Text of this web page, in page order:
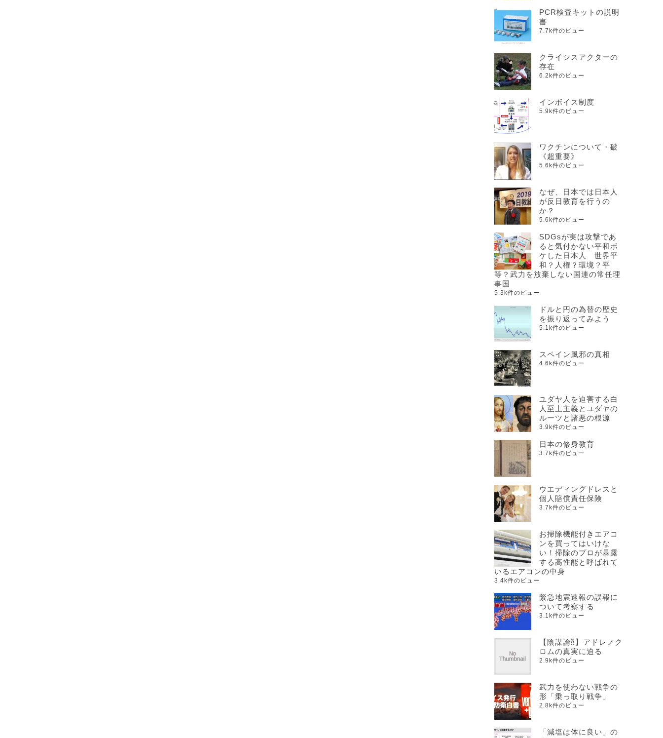
PCR検査キットの説明
書
7.7k件のビュー
クライシスアクターの
存在
6.2k件のビュー
インボイス制度
5.9k件のビュー
ワクチンについて・破
《超重要》
5.6k件のビュー
なぜ、日本では日本人
が反日教育を行うの
か？
5.6k件のビュー
SDGsが実は攻撃であ
ると気付かない平和ボ
ケした日本人 世界平
和？人権？環境？平
等？武力を放棄しない国連の常任理
事国
5.3k件のビュー
ドルと円の為替の歴史
を振り返ってみよう
5.1k件のビュー
スペイン風邪の真相
4.6k件のビュー
ユダヤ人を迫害する白
人至上主義とユダヤの
ルーツと諸悪の根源
3.9k件のビュー
日本の修身教育
3.7k件のビュー
ウエディングドレスと
個人賠償責任保険
3.7k件のビュー
お掃除機能付きエアコ
ンを買ってはいけな
い！掃除のプロが暴露
する高性能と呼ばれて
いるエアコンの中身
3.4k件のビュー
緊急地震速報の誤報に
ついて考察する
3.1k件のビュー
【陰謀論⁇】アドレノク
ロムの真実に迫る
2.9k件のビュー
武力を使わない戦争の
形「乗っ取り戦争」
2.8k件のビュー
「減塩は体に良い」の